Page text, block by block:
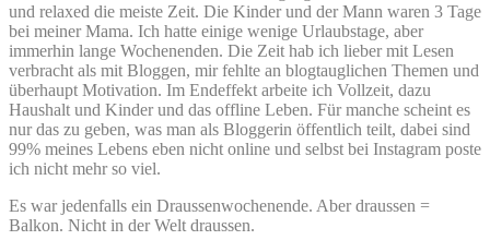
und relaxed die meiste Zeit. Die Kinder und der Mann waren 3 Tage
bei meiner Mama. Ich hatte einige wenige Urlaubstage, aber
immerhin lange Wochenenden. Die Zeit hab ich lieber mit Lesen
verbracht als mit Bloggen, mir fehlte an blogtauglichen Themen und
überhaupt Motivation. Im Endeffekt arbeite ich Vollzeit, dazu
Haushalt und Kinder und das offline Leben. Für manche scheint es
nur das zu geben, was man als Bloggerin öffentlich teilt, dabei sind
99% meines Lebens eben nicht online und selbst bei Instagram poste
ich nicht mehr so viel.
Es war jedenfalls ein Draussenwochenende. Aber draussen =
Balkon. Nicht in der Welt draussen.